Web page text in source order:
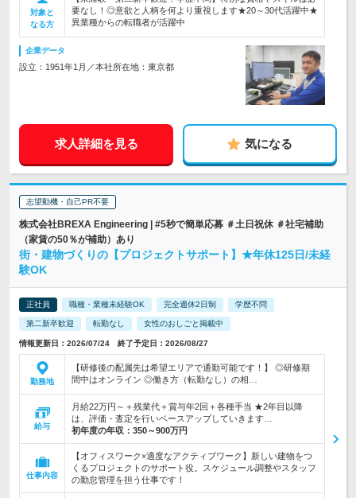
対象と
なる方
要なし！◎意欲と人柄を何より重視します★20～30代活躍中★
異業種からの転職者が活躍中
企業データ
設立：1951年1月／本社所在地：東京都
求人詳細を見る 気になる
志望動機・自己PR不要
株式会社BREXA Engineering | #5秒で簡単応募 ＃土日祝休 ＃社宅補助
（家賃の50％が補助）あり
街・建物づくりの【プロジェクトサポート】★年休125日/未経
験OK
正社員 職種・業種未経験OK 完全週休2日制 学歴不問
第二新卒歓迎 転勤なし 女性のおしごと掲載中
情報更新日：2026/07/24 終了予定日：2026/08/27
勤務地
【研修後の配属先は希望エリアで通勤可能です！】 ◎研修期
間中はオンライン ◎働き方（転勤なし）の相…
給与
月給22万円～＋残業代＋賞与年2回＋各種手当 ★2年目以降
は、評価・査定を行いベースアップしていきます…
初年度の年収： 350～900万円
仕事内容
【オフィスワーク×適度なアクティブワーク】新しい建物をつ
くるプロジェクトのサポート役。スケジュール調整やスタッフ
の勤怠管理を担う仕事です！